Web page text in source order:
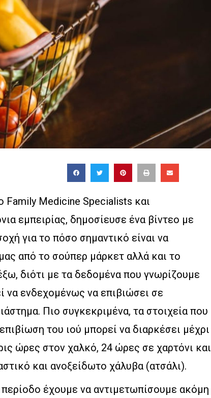
Family Medicine Specialists και
εμπειρίας, δημοσίευσε ένα βίντεο με
για το πόσο σημαντικό είναι να
από το σούπερ μάρκετ αλλά και το
διότι με τα δεδομένα που γνωρίζουμε
να ενδεχομένως να επιβιώσει σε
Πιο συγκεκριμένα, τα στοιχεία που
του ιού μπορεί να διαρκέσει μέχρι
ώρες στον χαλκό, 24 ώρες σε χαρτόνι και
και ανοξείδωτο χάλυβα (ατσάλι).
έχουμε να αντιμετωπίσουμε ακόμη